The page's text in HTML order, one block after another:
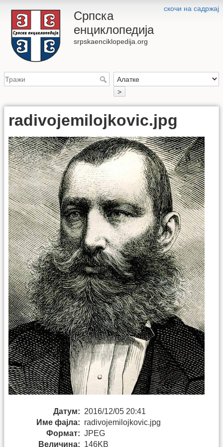
скочи на садржај
Српска
енциклопедија
srpskaenciklopedija.org
>
radivojemilojkovic.jpg
Датум: 2016/12/05 20:41
Име фајла: radivojemilojkovic.jpg
Формат: JPEG
Величина: 146KB